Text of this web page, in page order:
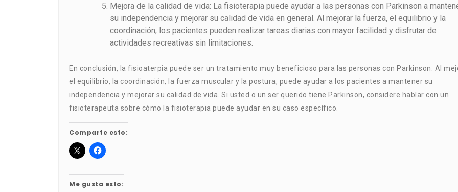
Mejora de la calidad de vida: La fisioterapia puede ayudar a las personas con Parkinson a
su independencia y mejorar su calidad de vida en general. Al mejorar la fuerza, el equilibrio y la
coordinación, los pacientes pueden realizar tareas diarias con mayor facilidad y disfrutar de
actividades recreativas sin limitaciones.
En conclusión, la fisioaterpia puede ser un tratamiento muy beneficioso para las personas con Parkinson. Al
el equilibrio, la coordinación, la fuerza muscular y la postura, puede ayudar a los pacientes a mantener su
independencia y mejorar su calidad de vida. Si usted o un ser querido tiene Parkinson, considere hablar con un
fisioterapeuta sobre cómo la fisioterapia puede ayudar en su caso específico.
Comparte esto:
Me gusta esto: